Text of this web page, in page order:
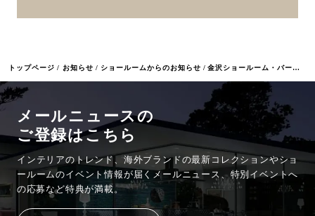
トップページ お知らせ ショールームからのお知らせ 金沢ショールーム・バーチャルツアー公開
メールニュースの
ご登録はこちら
インテリアのトレンド、海外ブランドの最新コレクションやショ
ールームのイベント情報が届くメールニュース、特別イベントへ
の応募など特典が満載。